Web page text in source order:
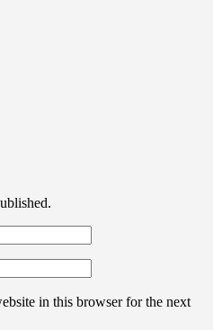
in this browser for the next